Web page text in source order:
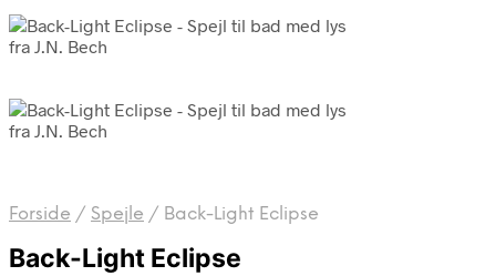
Forside / Spejle / Back-Light Eclipse
Back-Light Eclipse